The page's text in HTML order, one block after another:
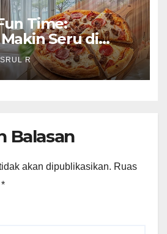
Time:
Seru di
Batam!
R
Balasan
akan dipublikasikan. Ruas
*